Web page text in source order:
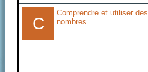
C
Comprendre et utiliser des
nombres